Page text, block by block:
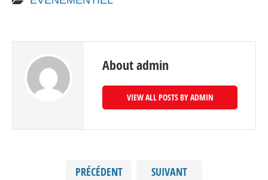
About admin
VIEW ALL POSTS BY ADMIN
PRÉCÉDENT SUIVANT